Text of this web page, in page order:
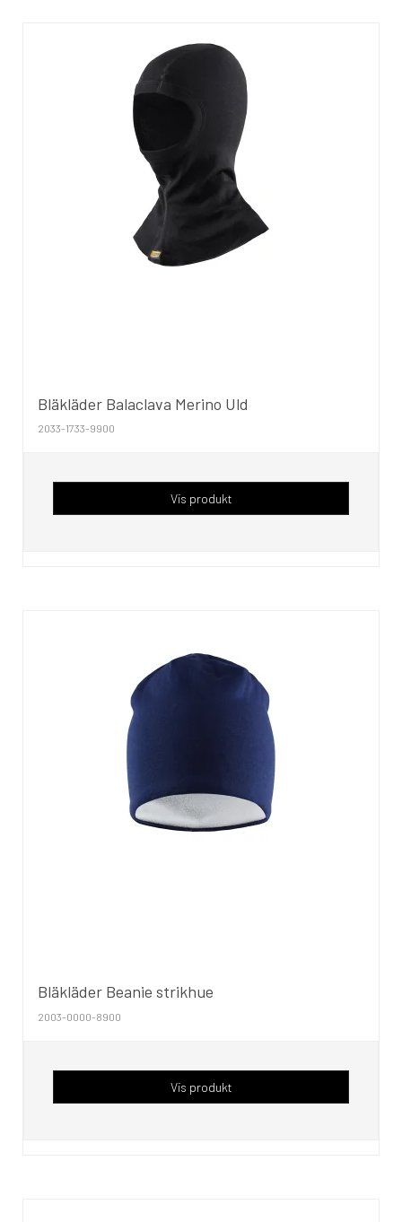
Bläkläder Balaclava Merino Uld
2033-1733-9900
Vis produkt
Bläkläder Beanie strikhue
2003-0000-8900
Vis produkt